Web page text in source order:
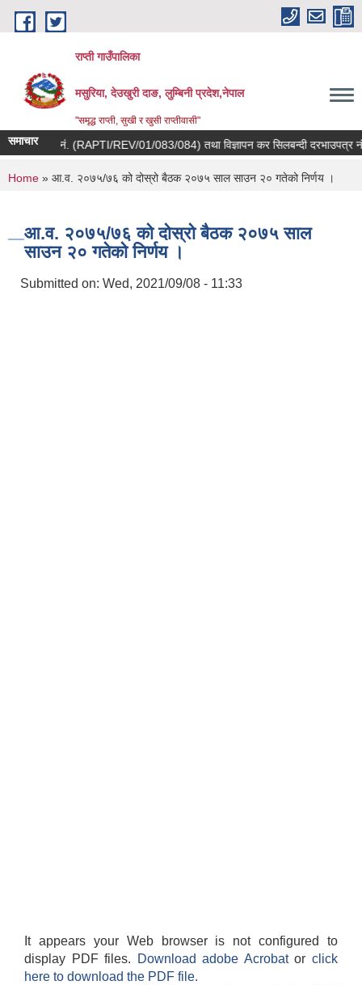
Skip to main content
राप्ती गाउँपालिका
मसुरिया, देउखुरी दाङ, लुम्बिनी प्रदेश,नेपाल
"समृद्ध राप्ती, सुखी र खुसी राप्तीवासी"
समाचार
दरभाउपत्र नं. (RAPTI/REV/01/083/084) तथा विज्ञापन कर सिलबन्दी दरभाउपत्र
You are here
Home » आ.व. २०७५/७६ को दोस्रो बैठक २०७५ साल साउन २० गतेको निर्णय ।
आ.व. २०७५/७६ को दोस्रो बैठक २०७५ साल
साउन २० गतेको निर्णय ।
Submitted on: Wed, 2021/09/08 - 11:33
It appears your Web browser is not configured to
display PDF files.
Download adobe Acrobatorclick
here to download the PDF file.